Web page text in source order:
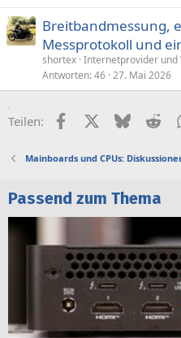
Breitbandmessung,
Messprotokoll und
shortex Internetprovider und
Antworten 46 27. Mai 2026
Teilen: FacebookX (Twitter)
Bluesky
Mainboards und CPUs:
Passend zum Thema